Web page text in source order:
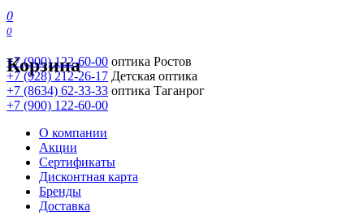
0
0
Корзина
+7 (900) 122-60-00 оптика Ростов
+7 (928) 212-26-17 Детская оптика
+7 (8634) 62-33-33 оптика Таганрог
+7 (900) 122-60-00
О компании
Акции
Сертификаты
Дисконтная карта
Бренды
Доставка